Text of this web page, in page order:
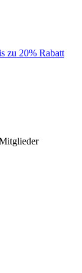
zu 20% Rabatt